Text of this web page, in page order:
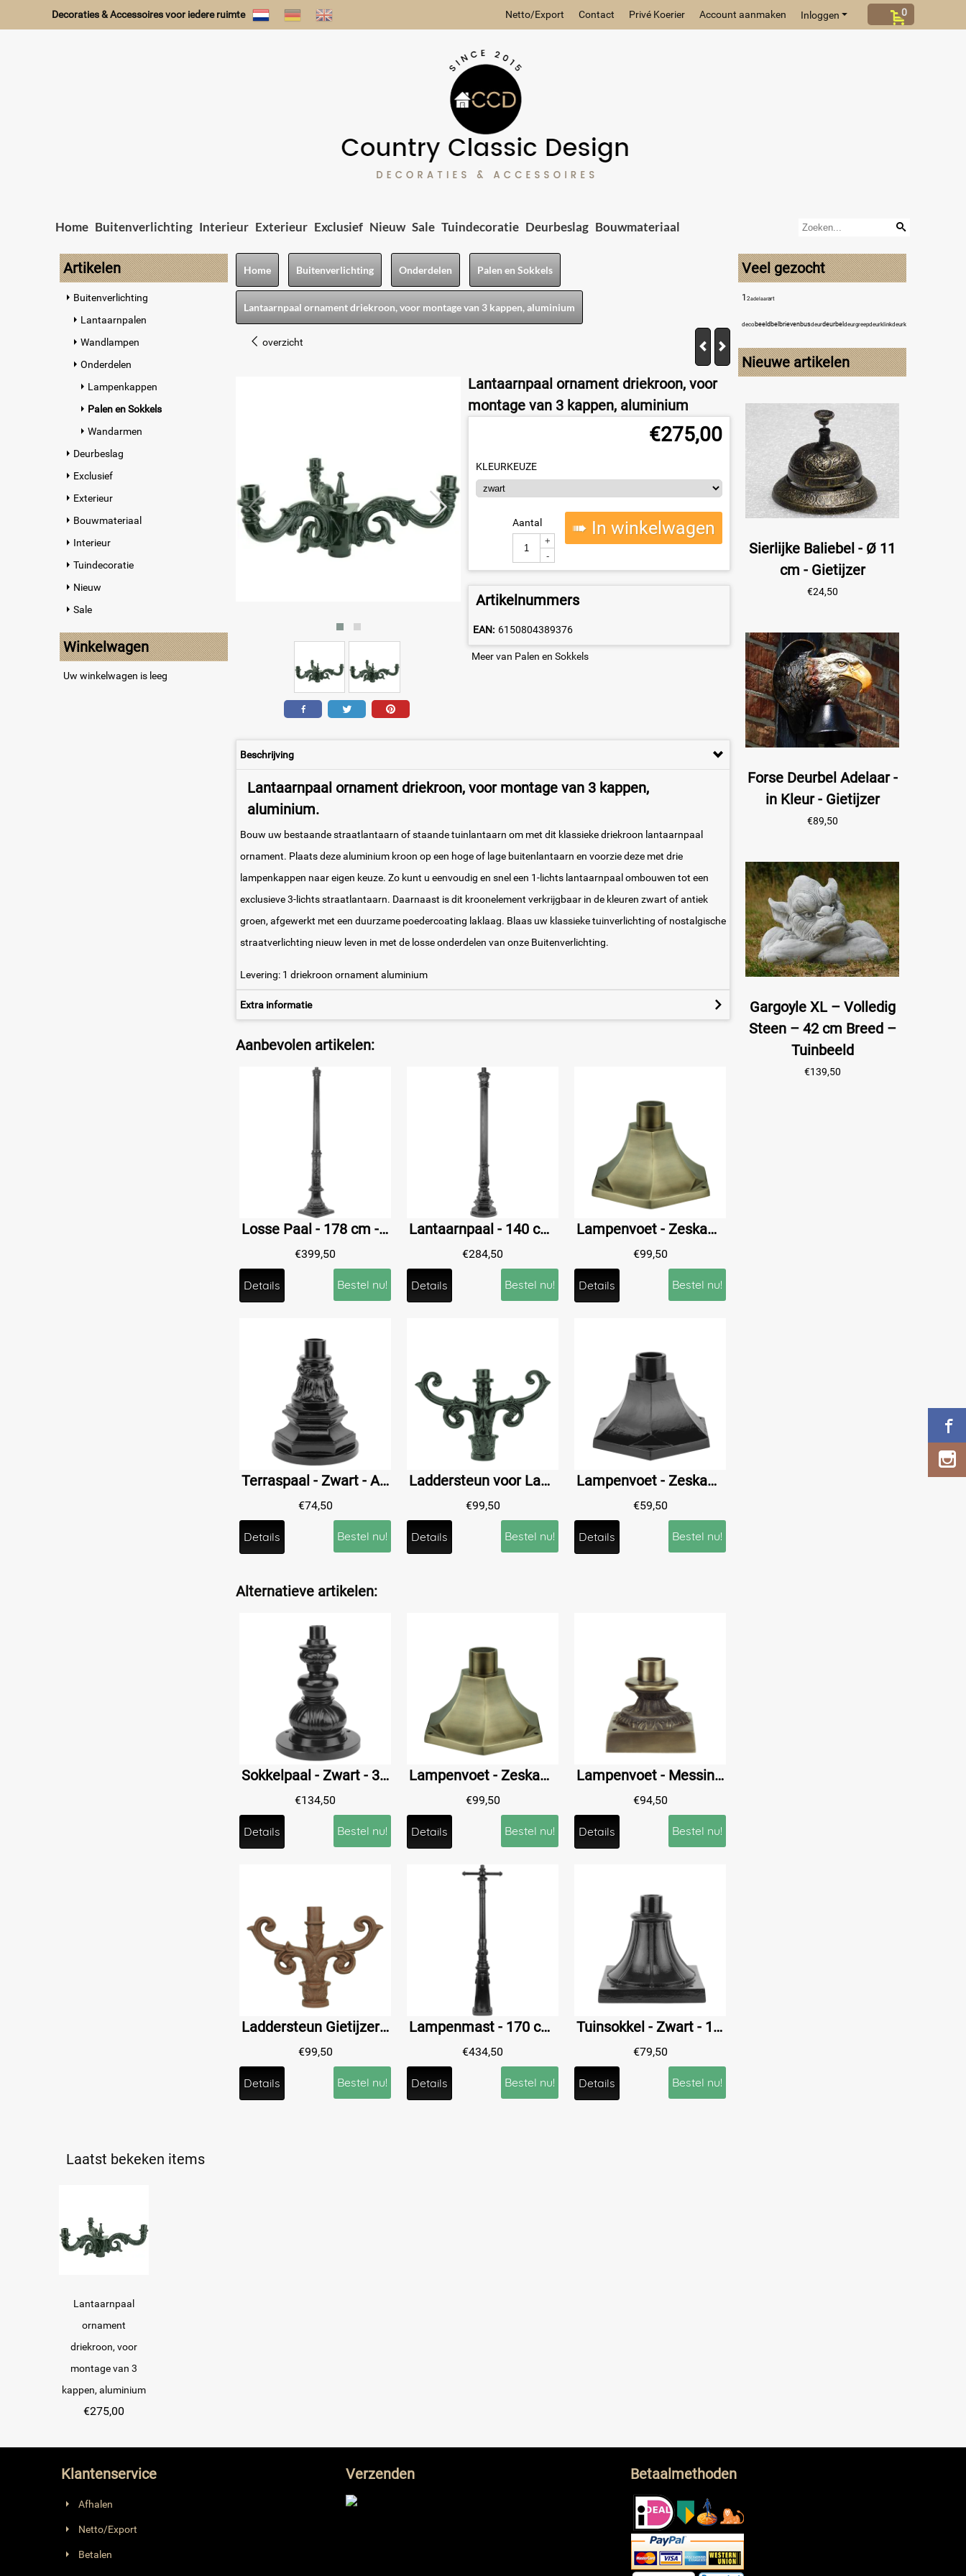
Decoraties & Accessoires voor iedere ruimte 0
Inloggen
Netto/Export Contact Privé Koerier Account aanmaken
Home Buitenverlichting Interieur Exterieur Exclusief Nieuw Sale Tuindecoratie Deurbeslag Bouwmateriaal
Artikelen
Buitenverlichting
Lantaarnpalen
Wandlampen
Onderdelen
Lampenkappen
Palen en Sokkels
Wandarmen
Deurbeslag
Exclusief
Exterieur
Bouwmateriaal
Interieur
Tuindecoratie
Nieuw
Sale
Winkelwagen
Uw winkelwagen is leeg
Home Buitenverlichting Onderdelen Palen en Sokkels
Lantaarnpaal ornament driekroon, voor montage van 3 kappen, aluminium
overzicht
Lantaarnpaal ornament driekroon, voor
montage van 3 kappen, aluminium
€275,00
KLEURKEUZE
Aantal
+
-
➠ In winkelwagen
Artikelnummers
EAN: 6150804389376
Meer van Palen en Sokkels
Beschrijving
Lantaarnpaal ornament driekroon, voor montage van 3 kappen,
aluminium.
Bouw uw bestaande straatlantaarn of staande tuinlantaarn om met dit klassieke driekroon lantaarnpaal
ornament. Plaats deze aluminium kroon op een hoge of lage buitenlantaarn en voorzie deze met drie
lampenkappen naar eigen keuze. Zo kunt u eenvoudig en snel een 1-lichts lantaarnpaal ombouwen tot een
exclusieve 3-lichts straatlantaarn. Daarnaast is dit kroonelement verkrijgbaar in de kleuren zwart of antiek
groen, afgewerkt met een duurzame poedercoating laklaag. Blaas uw klassieke tuinverlichting of nostalgische
straatverlichting nieuw leven in met de losse onderdelen van onze Buitenverlichting.
Levering: 1 driekroon ornament aluminium
Extra informatie
Aanbevolen artikelen:
Losse Paal - 178 cm - Zwart - Alu
€399,50
Details Bestel nu!
Lantaarnpaal - 140 cm - Zwart - Alu
€284,50
Details Bestel nu!
Lampenvoet - Zeskant - Messing - Bronskleurig
€99,50
Details Bestel nu!
Terraspaal - Zwart - Alu - 21 cm
€74,50
Details Bestel nu!
Laddersteun voor Lantaarnpaal - 25 cm - Alu
€99,50
Details Bestel nu!
Lampenvoet - Zeskant - Zwart - Alu
€59,50
Details Bestel nu!
Alternatieve artikelen:
Sokkelpaal - Zwart - 31 cm - Alu
€134,50
Details Bestel nu!
Lampenvoet - Zeskant - Messing - Bronskleurig
€99,50
Details Bestel nu!
Lampenvoet - Messing - Bronskleurig
€94,50
Details Bestel nu!
Laddersteun Gietijzer met Krullen - 25 cm - voor Lantaarnpaal
€99,50
Details Bestel nu!
Lampenmast - 170 cm - Zwart - Alu
€434,50
Details Bestel nu!
Tuinsokkel - Zwart - 16 cm - Alu
€79,50
Details Bestel nu!
Veel gezocht
1 2adelaarart
decobeeld bel brievenbusdeurdeurbel deurgreepdeurklinkdeurklopper
Nieuwe artikelen
Sierlijke Baliebel - Ø 11
cm - Gietijzer
€24,50
Forse Deurbel Adelaar -
in Kleur - Gietijzer
€89,50
Gargoyle XL – Volledig
Steen – 42 cm Breed –
Tuinbeeld
€139,50
Laatst bekeken items
Lantaarnpaal
ornament
driekroon, voor
montage van 3
kappen, aluminium
€275,00
Klantenservice
Afhalen
Netto/Export
Betalen
Verzenden Betaalmethoden